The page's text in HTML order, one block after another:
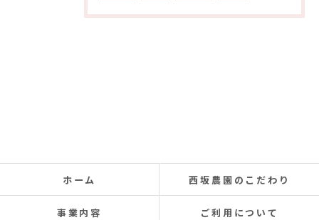
ホーム 西坂農園のこだわり
事業内容 ご利用について